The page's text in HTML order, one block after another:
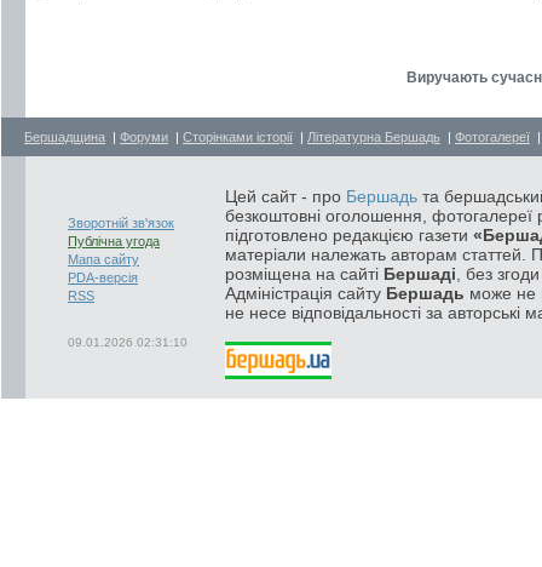
Виручають
Бершадщина | Форуми | Сторінками історії | Літературна Бершадь | Фотогалереї
Зворотній зв'язок
Публічна угода
Мапа сайту
PDA-версія
RSS
09.01.2026 02:31:10
Цей сайт - про Бершадь та
безкоштовні оголошення, фотогалереї
підготовлено редакцією газети
матеріали належать авторам статтей.
розміщена на сайті Бершаді , без
Адміністрація сайту Бершадь може не
не несе відповідальності за авторські